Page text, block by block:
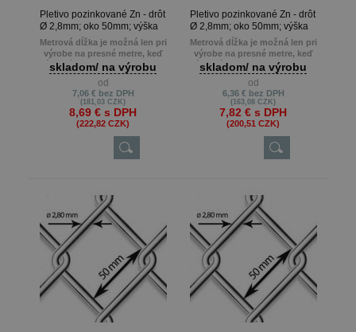
Pletivo pozinkované Zn - drôt
Ø 2,8mm; oko 50mm; výška
200cm
Metrová dĺžka je možná len pri
výrobe na presné metre, keď
zákazník potrebuje napr. 22m ,
13m atď.
Min. odber je 10 m.
skladom/ na výrobu
od
7,06 € bez DPH
(181,03 CZK)
8,69 € s DPH
(222,82 CZK)
Pletivo pozinkované Zn - drôt
Ø 2,8mm; oko 50mm; výška
180cm
Metrová dĺžka je možná len pri
výrobe na presné metre, keď
zákazník potrebuje napr. 22m ,
13m atď.
Min. odber je 10 m.
skladom/ na výrobu
od
6,36 € bez DPH
(163,08 CZK)
7,82 € s DPH
(200,51 CZK)